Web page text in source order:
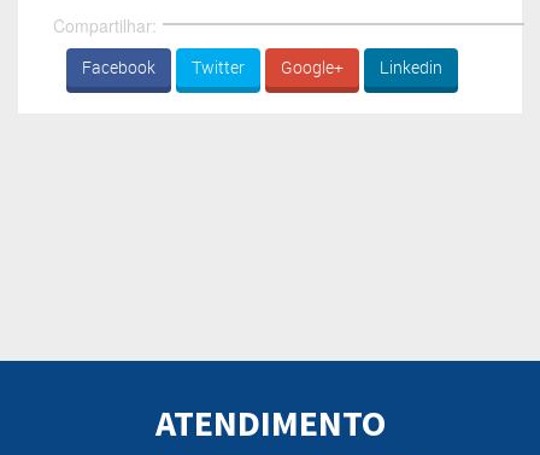
Compartilhar:
Facebook Twitter Google+ Linkedin
ATENDIMENTO